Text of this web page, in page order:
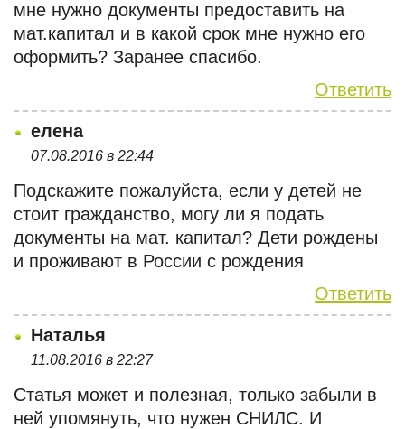
мне нужно документы предоставить на
мат.капитал и в какой срок мне нужно его
оформить? Заранее спасибо.
Ответить
елена
07.08.2016 в 22:44
Подскажите пожалуйста, если у детей не
стоит гражданство, могу ли я подать
документы на мат. капитал? Дети рождены
и проживают в России с рождения
Ответить
Наталья
11.08.2016 в 22:27
Статья может и полезная, только забыли в
ней упомянуть, что нужен СНИЛС. И